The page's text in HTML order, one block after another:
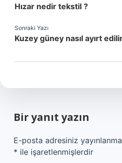
Hızar nedir tekstil ?
Sonraki Yazı
Kuzey güney nasıl ayırt
Bir yanıt yazın
E-posta adresiniz
* ile işaretlenmişlerdir